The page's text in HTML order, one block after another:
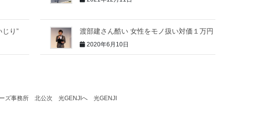
じり” 渡部建さん酷い 女性をモノ扱い対価１万円
2020年6月10日
ズ事務所 北公次 光GENJIへ 光GENJI